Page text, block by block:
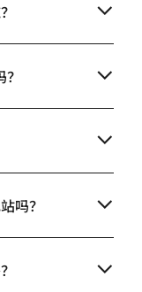
吗？